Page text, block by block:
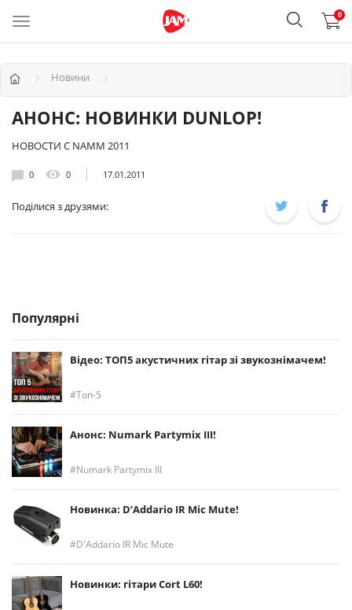
0
Новини
АНОНС: НОВИНКИ DUNLOP!
НОВОСТИ С NAMM 2011
0 0 17.01.2011
Поділися з друзями:
Популярні
Відео: ТОП5 акустичних гітар зі звукознімачем!
Топ-5
Анонс: Numark Partymix III!
Numark Partymix III
Новинка: D’Addario IR Mic Mute!
D'Addario IR Mic Mute
Новинки: гітари Cort L60!